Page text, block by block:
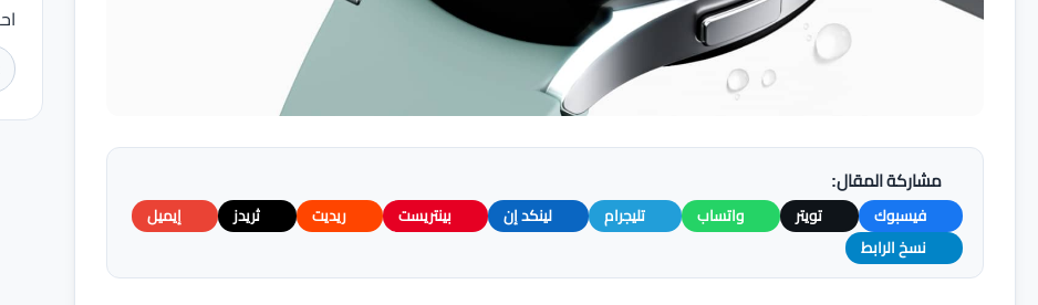
مشاركة المقال:
فيسبوك تويتر واتساب تليجرام لينكد إن بينتريست ريديت ثريدز
إيميل
نسخ الرابط